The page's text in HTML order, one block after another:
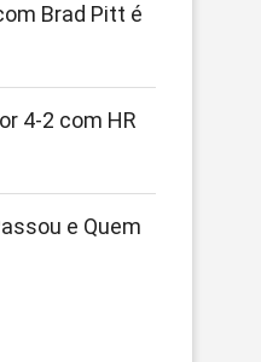
Brad Pitt é
4-2 com HR
e Quem